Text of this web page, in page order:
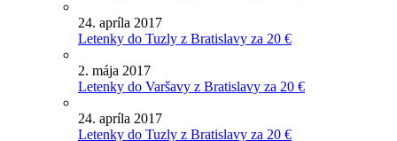
24. apríla 2017
Letenky do Tuzly z Bratislavy za 20 €
2. mája 2017
Letenky do Varšavy z Bratislavy za 20 €
24. apríla 2017
Letenky do Tuzly z Bratislavy za 20 €